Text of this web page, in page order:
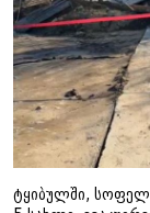
ტყიბულში, სოფელ